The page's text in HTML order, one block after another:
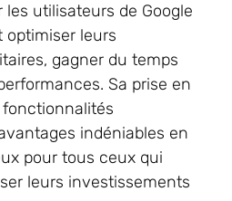
utilisateurs de Google
optimiser leurs
gagner du temps
Sa prise en
indéniables en
pour tous ceux qui
leurs investissements